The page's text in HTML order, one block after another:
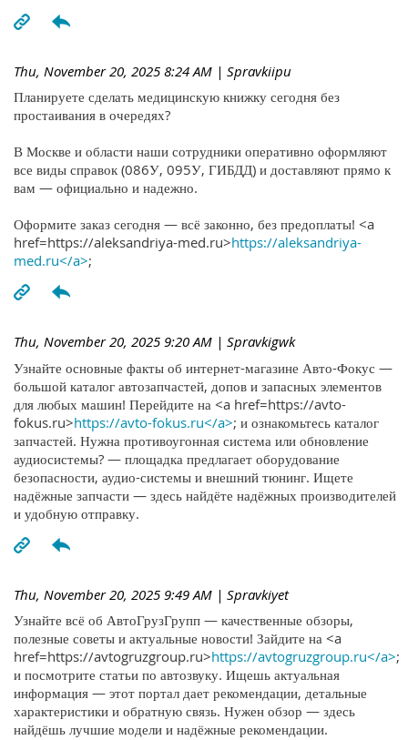
Thu, November 20, 2025 8:24 AM | Spravkiipu
Планируете сделать медицинскую книжку сегодня без
простаивания в очередях?
В Москве и области наши сотрудники оперативно оформляют
все виды справок (086У, 095У, ГИБДД) и доставляют прямо к
вам — официально и надежно.
Оформите заказ сегодня — всё законно, без предоплаты! <a
href=https://aleksandriya-med.ru>https://aleksandriya-
med.ru</a>;
Thu, November 20, 2025 9:20 AM | Spravkigwk
Узнайте основные факты об интернет-магазине Авто-Фокус —
большой каталог автозапчастей, допов и запасных элементов
для любых машин! Перейдите на <a href=https://avto-
fokus.ru>https://avto-fokus.ru</a>; и ознакомьтесь каталог
запчастей. Нужна противоугонная система или обновление
аудиосистемы? — площадка предлагает оборудование
безопасности, аудио-системы и внешний тюнинг. Ищете
надёжные запчасти — здесь найдёте надёжных производителей
и удобную отправку.
Thu, November 20, 2025 9:49 AM | Spravkiyet
Узнайте всё об АвтоГрузГрупп — качественные обзоры,
полезные советы и актуальные новости! Зайдите на <a
href=https://avtogruzgroup.ru>https://avtogruzgroup.ru</a>;
и посмотрите статьи по автозвуку. Ищешь актуальная
информация — этот портал дает рекомендации, детальные
характеристики и обратную связь. Нужен обзор — здесь
найдёшь лучшие модели и надёжные рекомендации.